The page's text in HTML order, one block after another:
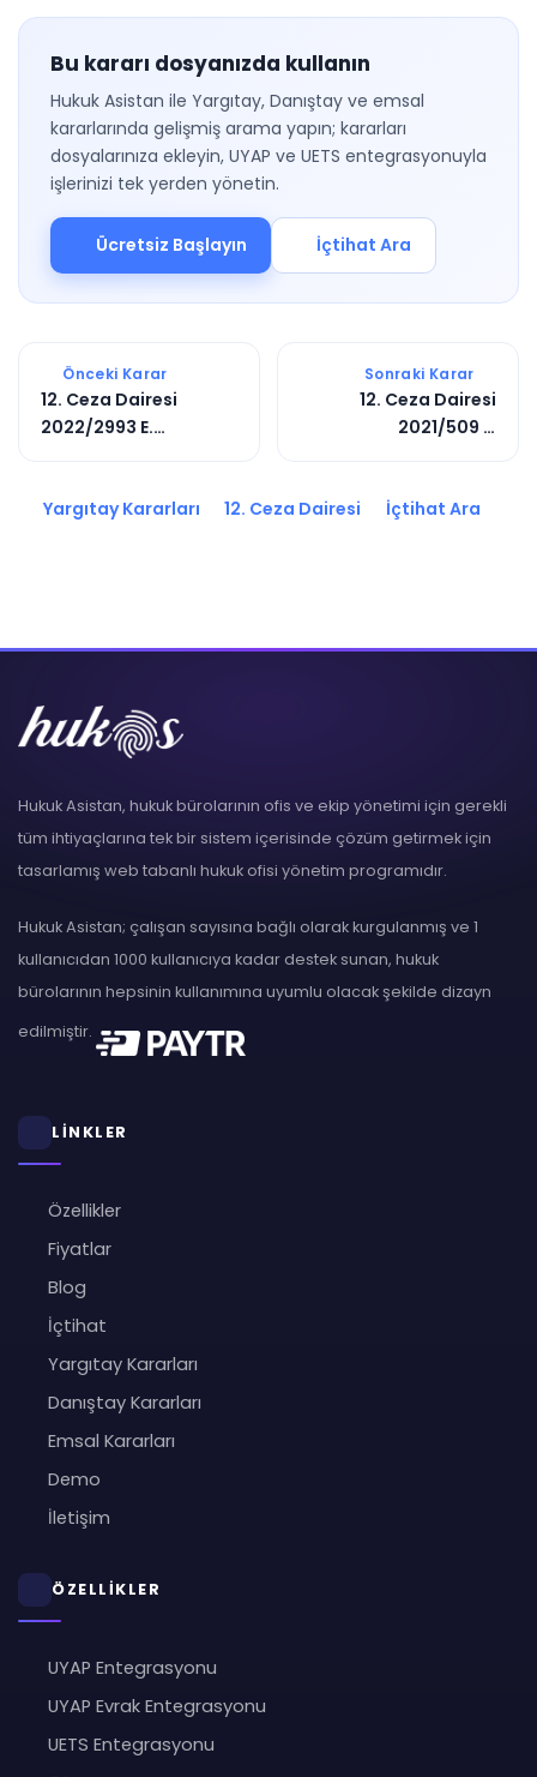
Bu kararı dosyanızda kullanın
Hukuk Asistan ile Yargıtay, Danıştay ve emsal
kararlarında gelişmiş arama yapın; kararları
dosyalarınıza ekleyin, UYAP ve UETS entegrasyonuyla
işlerinizi tek yerden yönetin.
Ücretsiz Başlayın İçtihat Ara
Önceki Karar
12. Ceza Dairesi
2022/2993 E.
Sonraki Karar
12. Ceza Dairesi
2021/509 E.
Yargıtay Kararları 12. Ceza Dairesi İçtihat Ara
Hukuk Asistan, hukuk bürolarının ofis ve ekip yönetimi için gerekli
tüm ihtiyaçlarına tek bir sistem içerisinde çözüm getirmek için
tasarlamış web tabanlı hukuk ofisi yönetim programıdır.
Hukuk Asistan; çalışan sayısına bağlı olarak kurgulanmış ve 1
kullanıcıdan 1000 kullanıcıya kadar destek sunan, hukuk
bürolarının hepsinin kullanımına uyumlu olacak şekilde dizayn
edilmiştir.
LİNKLER
Özellikler
Fiyatlar
Blog
İçtihat
Yargıtay Kararları
Danıştay Kararları
Emsal Kararları
Demo
İletişim
ÖZELLİKLER
UYAP Entegrasyonu
UYAP Evrak Entegrasyonu
UETS Entegrasyonu